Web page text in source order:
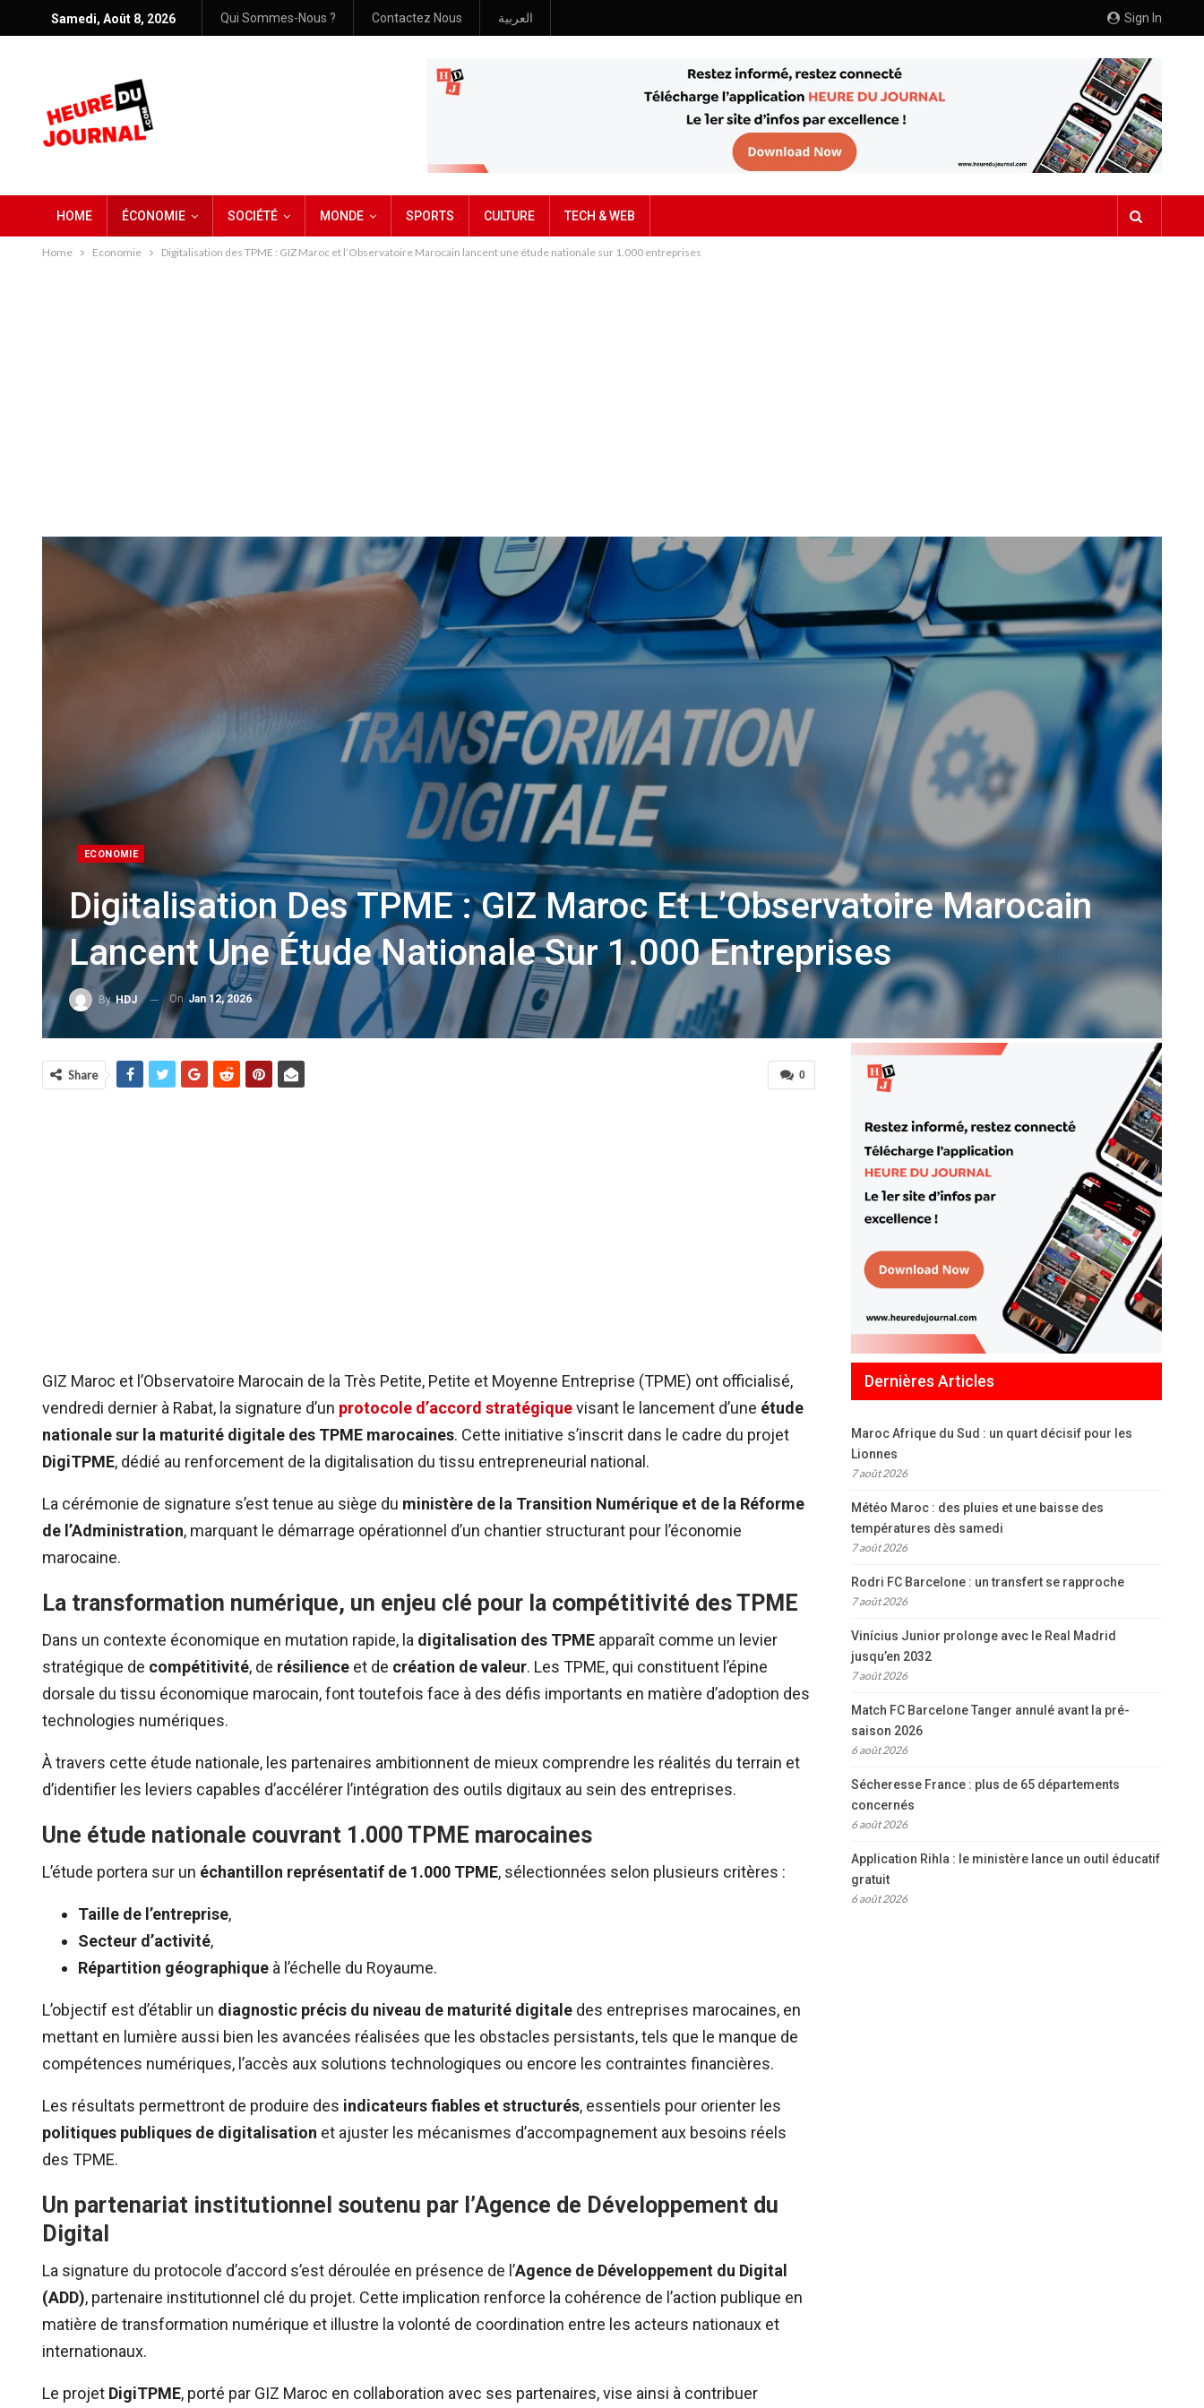
Sign In
Samedi, Août 8, 2026 Qui Sommes-Nous ? Contactez Nous العربية
HOME ÉCONOMIE SOCIÉTÉ MONDE SPORTS CULTURE TECH & WEB
Home Economie Digitalisation des TPME : GIZ Maroc et l’Observatoire Marocain lancent une étude nationale sur 1.000 entreprises
ECONOMIE
Digitalisation Des TPME : GIZ Maroc Et L’Observatoire Marocain
Lancent Une Étude Nationale Sur 1.000 Entreprises
ByHDJ On Jan 12, 2026
0
Share
GIZ Maroc et l’Observatoire Marocain de la Très Petite, Petite et Moyenne Entreprise (TPME) ont officialisé,
vendredi dernier à Rabat, la signature d’un protocole d’accord stratégiquevisant le lancement d’une étude
nationale sur la maturité digitale des TPME marocaines. Cette initiative s’inscrit dans le cadre du projet
DigiTPME, dédié au renforcement de la digitalisation du tissu entrepreneurial national.
La cérémonie de signature s’est tenue au siège du ministère de la Transition Numérique et de la Réforme
de l’Administration, marquant le démarrage opérationnel d’un chantier structurant pour l’économie
marocaine.
La transformation numérique, un enjeu clé pour la compétitivité des TPME
Dans un contexte économique en mutation rapide, la digitalisation des TPME apparaît comme un levier
stratégique de compétitivité, de résilience et de création de valeur. Les TPME, qui constituent l’épine
dorsale du tissu économique marocain, font toutefois face à des défis importants en matière d’adoption des
technologies numériques.
À travers cette étude nationale, les partenaires ambitionnent de mieux comprendre les réalités du terrain et
d’identifier les leviers capables d’accélérer l’intégration des outils digitaux au sein des entreprises.
Une étude nationale couvrant 1.000 TPME marocaines
L’étude portera sur un échantillon représentatif de 1.000 TPME, sélectionnées selon plusieurs critères :
Taille de l’entreprise,
Secteur d’activité,
Répartition géographique à l’échelle du Royaume.
L’objectif est d’établir un diagnostic précis du niveau de maturité digitale des entreprises marocaines, en
mettant en lumière aussi bien les avancées réalisées que les obstacles persistants, tels que le manque de
compétences numériques, l’accès aux solutions technologiques ou encore les contraintes financières.
Les résultats permettront de produire des indicateurs fiables et structurés, essentiels pour orienter les
politiques publiques de digitalisation et ajuster les mécanismes d’accompagnement aux besoins réels
des TPME.
Un partenariat institutionnel soutenu par l’Agence de Développement du
Digital
La signature du protocole d’accord s’est déroulée en présence de l’Agence de Développement du Digital
(ADD), partenaire institutionnel clé du projet. Cette implication renforce la cohérence de l’action publique en
matière de transformation numérique et illustre la volonté de coordination entre les acteurs nationaux et
internationaux.
Le projet DigiTPME, porté par GIZ Maroc en collaboration avec ses partenaires, vise ainsi à contribuer
Dernières Articles
Maroc Afrique du Sud : un quart décisif pour les
Lionnes
7 août 2026
Météo Maroc : des pluies et une baisse des
températures dès samedi
7 août 2026
Rodri FC Barcelone : un transfert se rapproche
7 août 2026
Vinícius Junior prolonge avec le Real Madrid
jusqu’en 2032
7 août 2026
Match FC Barcelone Tanger annulé avant la pré-
saison 2026
6 août 2026
Sécheresse France : plus de 65 départements
concernés
6 août 2026
Application Rihla : le ministère lance un outil éducatif
gratuit
6 août 2026